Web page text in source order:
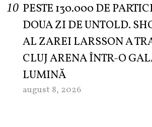
PESTE 130.000 DE
DOUA ZI DE UNTOLD.
AL ZAREI LARSSON A
CLUJ ARENA ÎNTR-O
LUMINĂ
august 8, 2026